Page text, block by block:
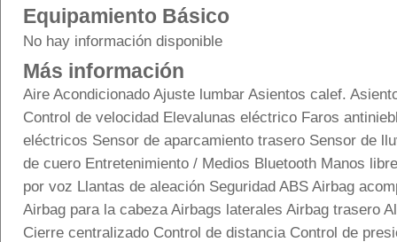
Equipamiento Básico
No hay información disponible
Más información
Aire Acondicionado Ajuste lumbar Asientos calef.
Control de velocidad Elevalunas eléctrico Faros
eléctricos Sensor de aparcamiento trasero Sensor de
de cuero Entretenimiento / Medios Bluetooth Manos
por voz Llantas de aleación Seguridad ABS Airbag
Airbag para la cabeza Airbags laterales Airbag trasero
Cierre centralizado Control de distancia Control de